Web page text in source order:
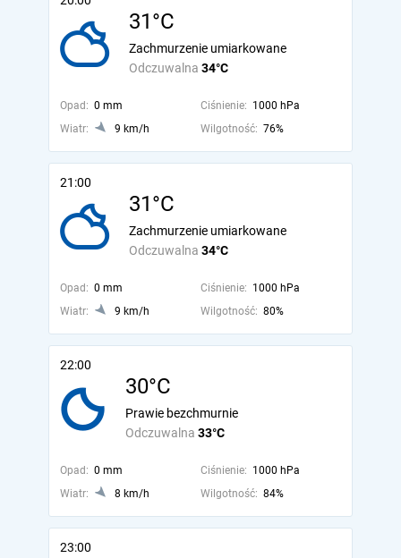
31°C
Odczuwalna 34°C
Zachmurzenie umiarkowane
Opad: 0 mm Ciśnienie: 1000 hPa
Wiatr:
9 km/h Wilgotność: 76%
21:00
31°C
Odczuwalna 34°C
Zachmurzenie umiarkowane
Opad: 0 mm Ciśnienie: 1000 hPa
Wiatr:
9 km/h Wilgotność: 80%
22:00
30°C
Odczuwalna 33°C
Prawie bezchmurnie
Opad: 0 mm Ciśnienie: 1000 hPa
Wiatr:
8 km/h Wilgotność: 84%
23:00